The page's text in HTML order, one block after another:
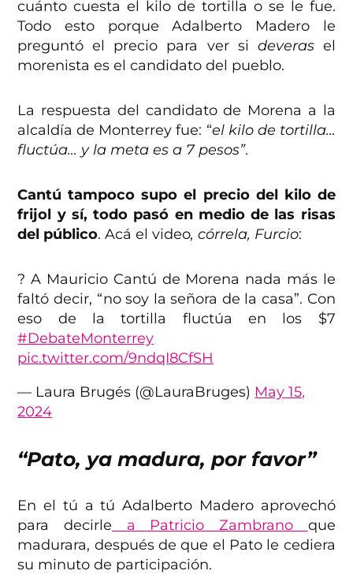
cuánto cuesta el kilo de tortilla o se le fue.
Todo esto porque Adalberto Madero le
preguntó el precio para ver si deverasel
morenista es el candidato del pueblo.
La respuesta del candidato de Morena a la
alcaldía de Monterrey fue: “el kilo de tortilla…
fluctúa… y la meta es a 7 pesos”.
Cantú tampoco supo el precio del kilo de
frijol y sí, todo pasó en medio de las risas
del público. Acá el video, córrela, Furcio:
? A Mauricio Cantú de Morena nada más le
faltó decir, “no soy la señora de la casa”. Con
eso de la tortilla fluctúa en los $7
#DebateMonterrey
pic.twitter.com/9ndqI8CfSH
— Laura Brugés (@LauraBruges) May 15,
2024
“Pato, ya madura, por favor”
En el tú a tú Adalberto Madero aprovechó
para decirle a Patricio Zambrano que
madurara, después de que el Pato le cediera
su minuto de participación.